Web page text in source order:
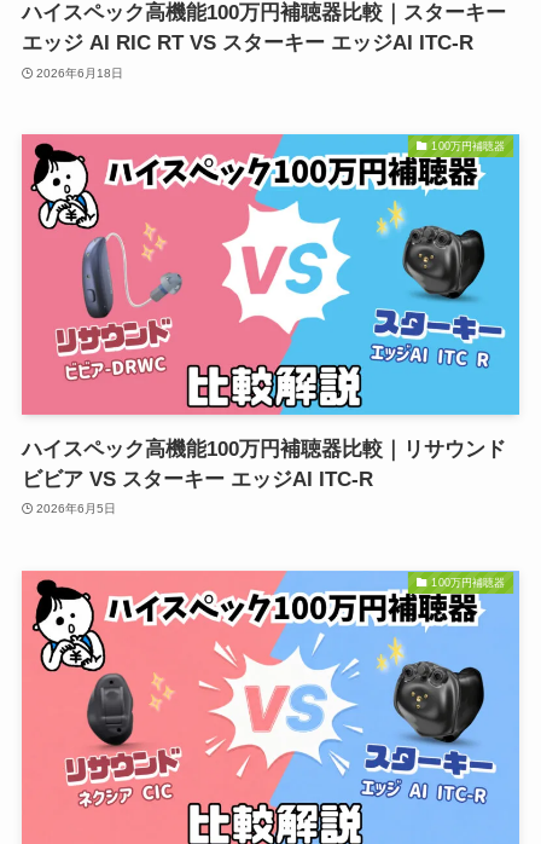
ハイスペック高機能100万円補聴器比較｜スターキー
エッジ AI RIC RT VS スターキー エッジAI ITC-R
2026年6月18日
100万円補聴器
ハイスペック高機能100万円補聴器比較｜リサウンド
ビビア VS スターキー エッジAI ITC-R
2026年6月5日
100万円補聴器